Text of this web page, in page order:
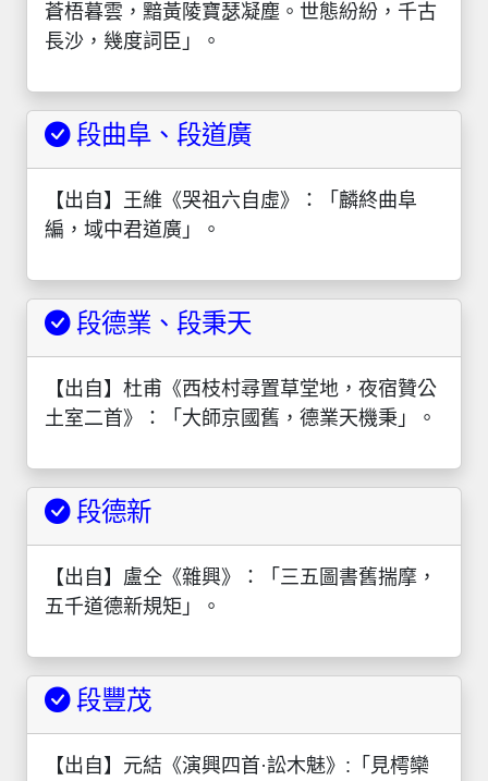
蒼梧暮雲，黯黃陵寶瑟凝塵。世態紛紛，千古
長沙，幾度詞臣」。
段曲阜、段道廣
【出自】王維《哭祖六自虛》：「麟終曲阜
編，域中君道廣」。
段德業、段秉天
【出自】杜甫《西枝村尋置草堂地，夜宿贊公
土室二首》：「大師京國舊，德業天機秉」。
段德新
【出自】盧仝《雜興》：「三五圖書舊揣摩，
五千道德新規矩」。
段豐茂
【出自】元結《演興四首·訟木魅》:「見樗欒